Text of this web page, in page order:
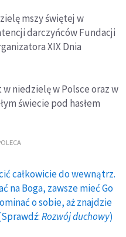
mszy świętej w
darczyńców Fundacji
XIX Dnia
niedzielę w Polsce oraz w
świecie pod hasłem
całkowicie do wewnątrz.
na Boga, zawsze mieć Go
o sobie, aż znajdzie
Rozwój duchowy)